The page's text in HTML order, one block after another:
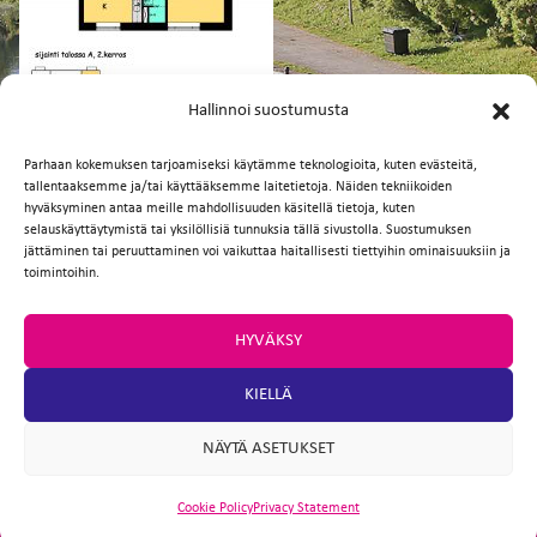
Hallinnoi suostumusta
Parhaan kokemuksen tarjoamiseksi käytämme teknologioita, kuten evästeitä,
tallentaaksemme ja/tai käyttääksemme laitetietoja. Näiden tekniikoiden
hyväksyminen antaa meille mahdollisuuden käsitellä tietoja, kuten
selauskäyttäytymistä tai yksilöllisiä tunnuksia tällä sivustolla. Suostumuksen
jättäminen tai peruuttaminen voi vaikuttaa haitallisesti tiettyihin ominaisuuksiin ja
toimintoihin.
HYVÄKSY
KIELLÄ
NÄYTÄ ASETUKSET
Cookie PolicyPrivacy Statement
Facebook
TwitterEmailWhatsApp